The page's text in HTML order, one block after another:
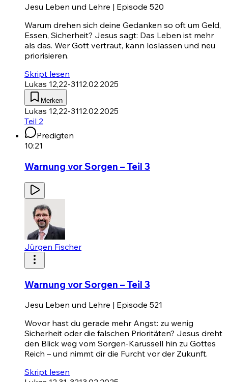
Jesu Leben und Lehre | Episode 520
Warum drehen sich deine Gedanken so oft um Geld,
Essen, Sicherheit? Jesus sagt: Das Leben ist mehr
als das. Wer Gott vertraut, kann loslassen und neu
priorisieren.
Skript lesen
Lukas 12,22-3112.02.2025
Merken
Lukas 12,22-3112.02.2025
Teil 2
Predigten
10:21
Warnung vor Sorgen – Teil 3
Jürgen Fischer
Warnung vor Sorgen – Teil 3
Jesu Leben und Lehre | Episode 521
Wovor hast du gerade mehr Angst: zu wenig
Sicherheit oder die falschen Prioritäten? Jesus dreht
den Blick weg vom Sorgen-Karussell hin zu Gottes
Reich – und nimmt dir die Furcht vor der Zukunft.
Skript lesen